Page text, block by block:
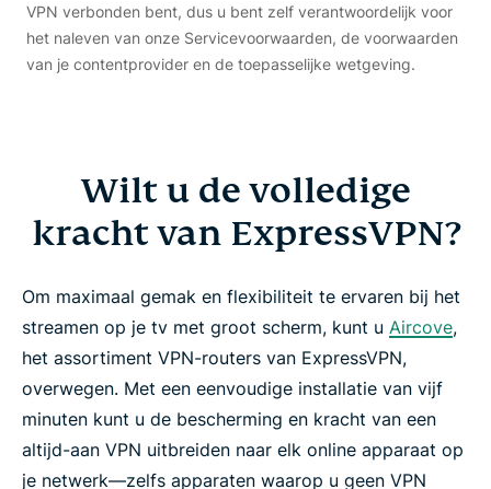
VPN verbonden bent, dus u bent zelf verantwoordelijk voor
het naleven van onze Servicevoorwaarden, de voorwaarden
van je contentprovider en de toepasselijke wetgeving.
Wilt u de volledige
kracht van ExpressVPN?
Om maximaal gemak en flexibiliteit te ervaren bij het
streamen op je tv met groot scherm, kunt u Aircove,
het assortiment VPN-routers van ExpressVPN,
overwegen. Met een eenvoudige installatie van vijf
minuten kunt u de bescherming en kracht van een
altijd-aan VPN uitbreiden naar elk online apparaat op
je netwerk—zelfs apparaten waarop u geen VPN